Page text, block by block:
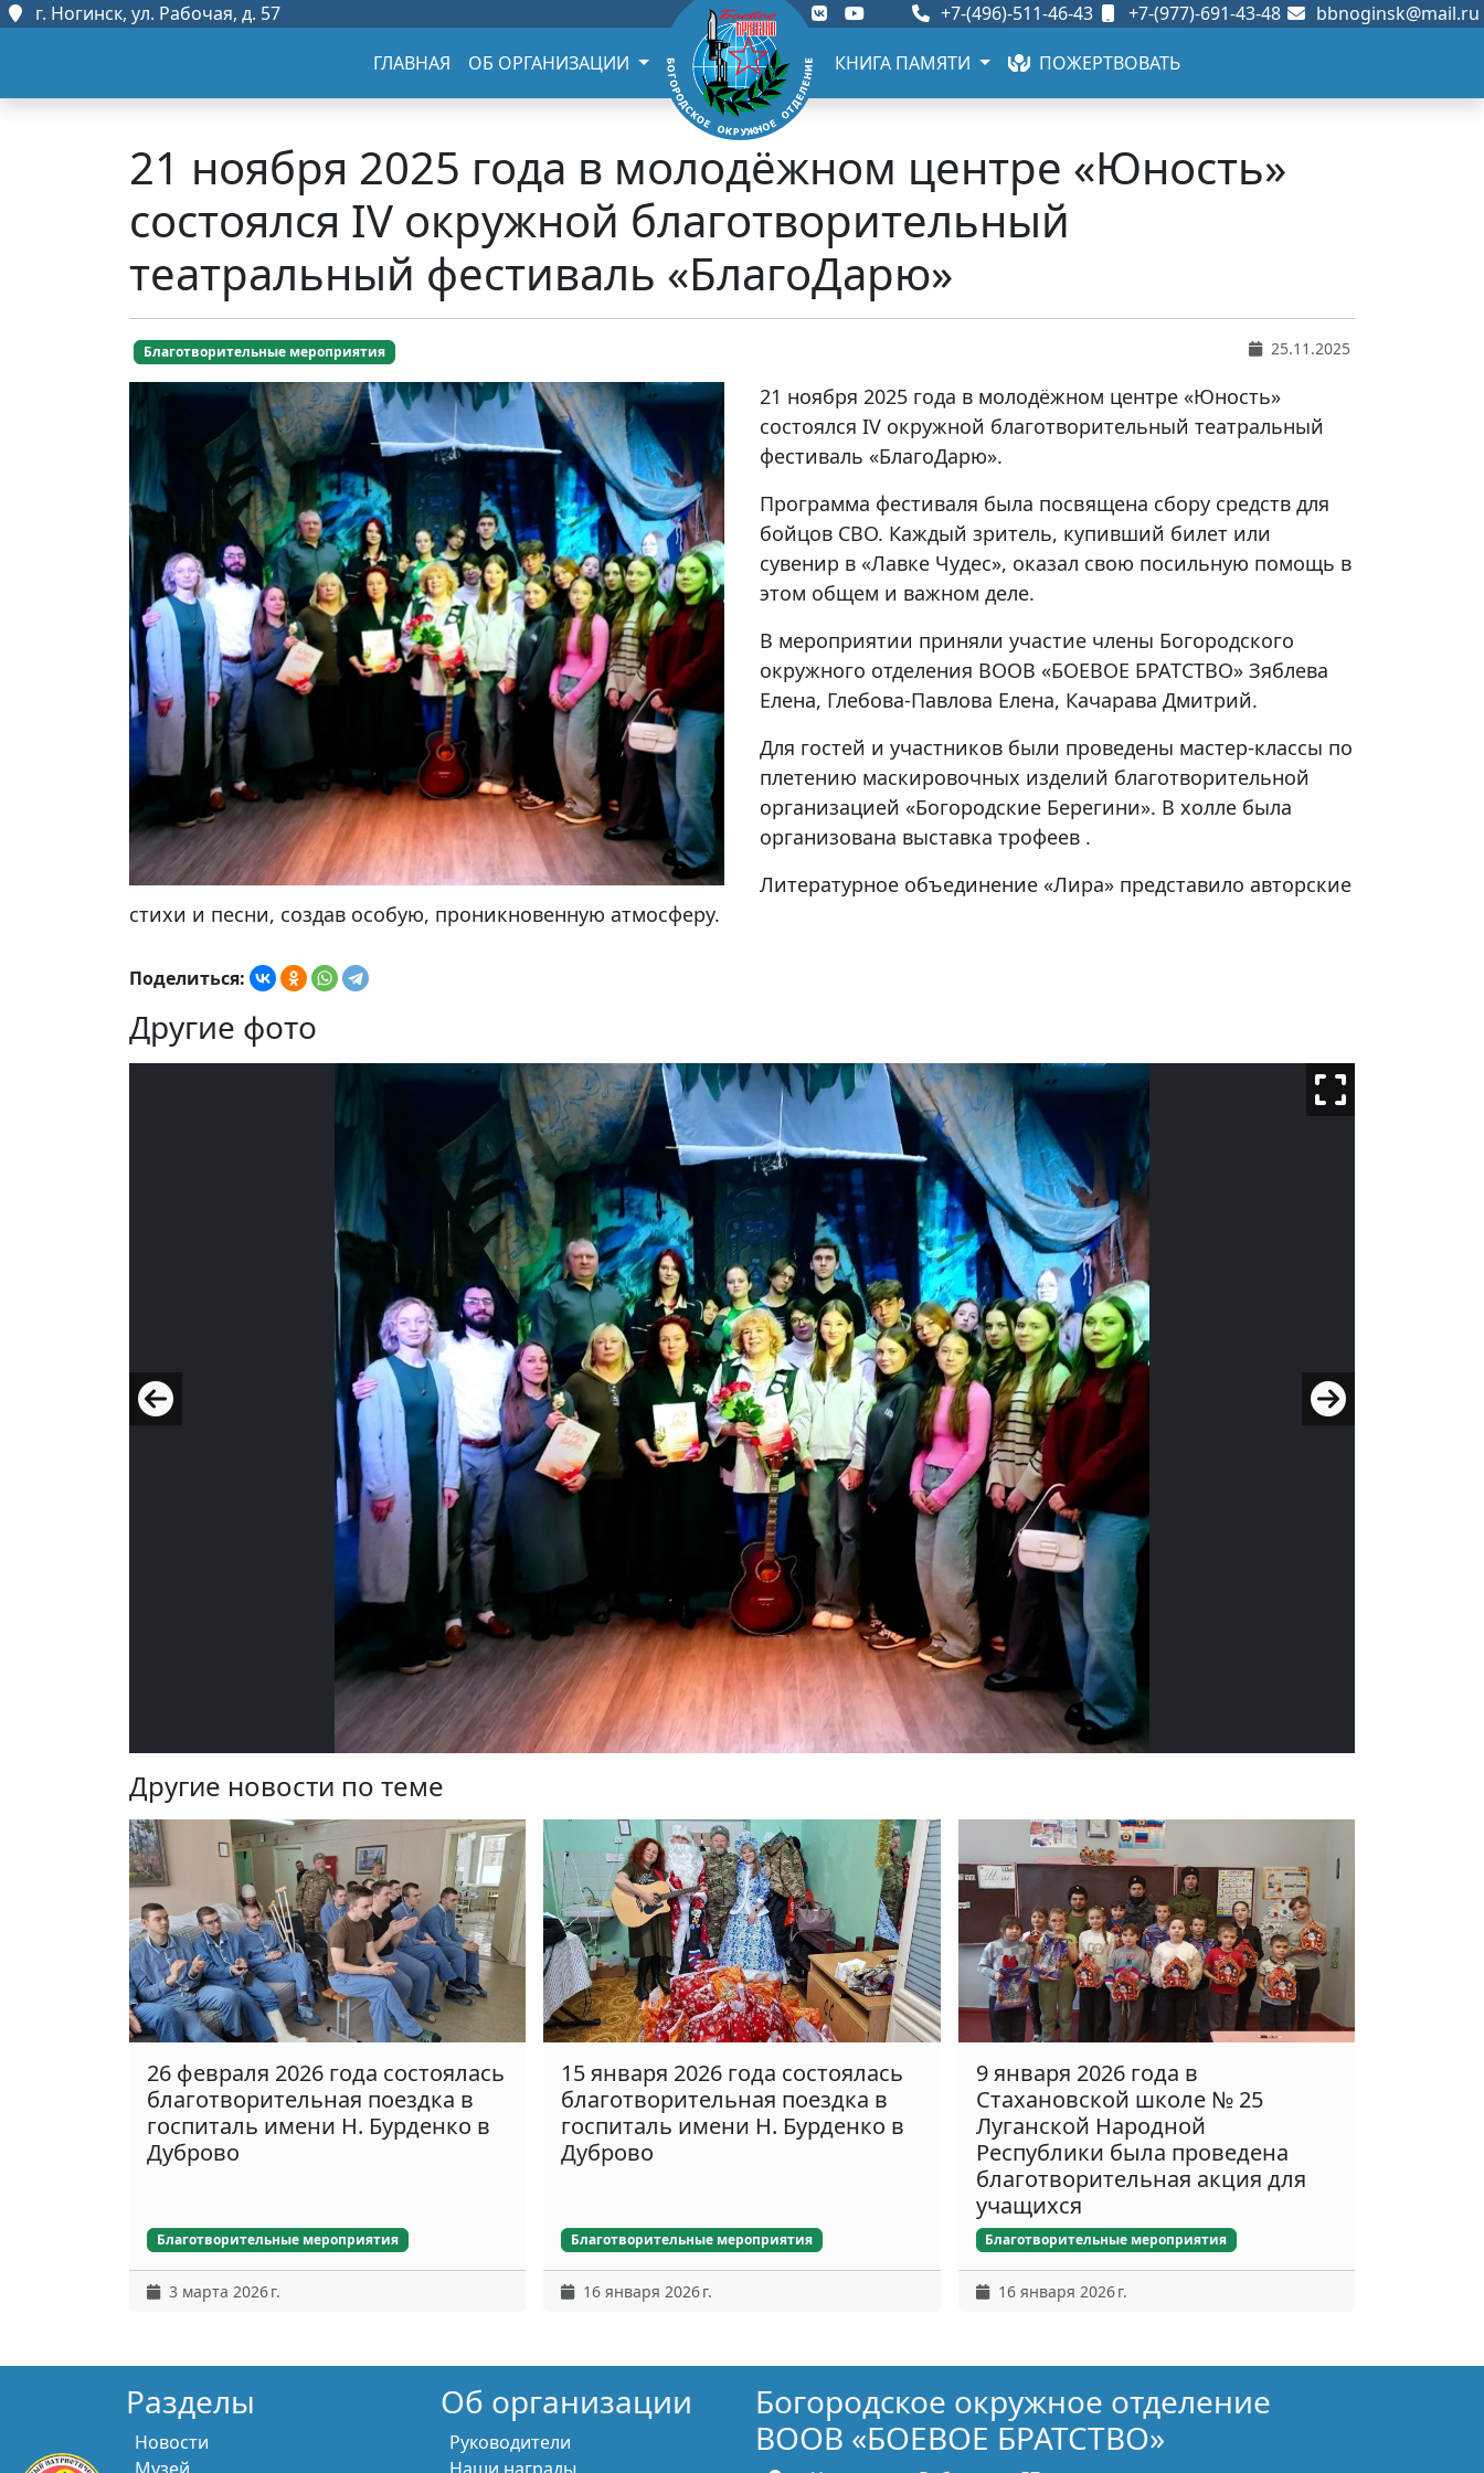
г. Ногинск, ул. Рабочая, д. 57 +7-(496)-511-46-43 +7-(977)-691-43-48 bbnoginsk@mail.ru
ГЛАВНАЯ ОБ ОРГАНИЗАЦИИ КНИГА ПАМЯТИ ПОЖЕРТВОВАТЬ
21 ноября 2025 года в молодёжном центре «Юность»
состоялся IV окружной благотворительный
театральный фестиваль «БлагоДарю»
Благотворительные мероприятия 25.11.2025
21 ноября 2025 года в молодёжном центре «Юность»
состоялся IV окружной благотворительный театральный
фестиваль «БлагоДарю».
Программа фестиваля была посвящена сбору средств для
бойцов СВО. Каждый зритель, купивший билет или
сувенир в «Лавке Чудес», оказал свою посильную помощь в
этом общем и важном деле.
В мероприятии приняли участие члены Богородского
окружного отделения ВООВ «БОЕВОЕ БРАТСТВО» Зяблева
Елена, Глебова-Павлова Елена, Качарава Дмитрий.
Для гостей и участников были проведены мастер-классы по
плетению маскировочных изделий благотворительной
организацией «Богородские Берегини». В холле была
организована выставка трофеев .
Литературное объединение «Лира» представило авторские
стихи и песни, создав особую, проникновенную атмосферу.
Поделиться:
Другие фото
Другие новости по теме
26 февраля 2026 года состоялась
благотворительная поездка в
госпиталь имени Н. Бурденко в
Дуброво
Благотворительные мероприятия
3 марта 2026 г.
15 января 2026 года состоялась
благотворительная поездка в
госпиталь имени Н. Бурденко в
Дуброво
Благотворительные мероприятия
16 января 2026 г.
9 января 2026 года в
Стахановской школе № 25
Луганской Народной
Республики была проведена
благотворительная акция для
учащихся
Благотворительные мероприятия
16 января 2026 г.
Разделы
Новости
Об организации
Руководители
Богородское окружное отделение
ВООВ «БОЕВОЕ БРАТСТВО»